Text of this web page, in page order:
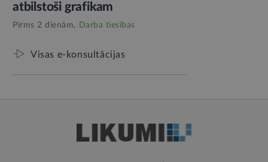
atbilstoši grafikam
Pirms 2 dienām, Darba tiesības
Visas e-konsultācijas